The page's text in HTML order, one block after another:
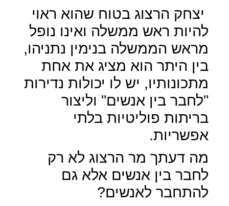
יצחק הרצוג בטוח שהוא ראוי
להיות ראש ממשלה ואינו נופל
מראש הממשלה בנימין נתניהו,
בין היתר הוא מציג את אחת
מתכונותיו, יש לו יכולות נדירות
"לחבר בין אנשים" וליצור
בריתות פוליטיות בלתי
אפשריות.
מה דעתך מר הרצוג לא רק
לחבר בין אנשים אלא גם
להתחבר לאנשים?